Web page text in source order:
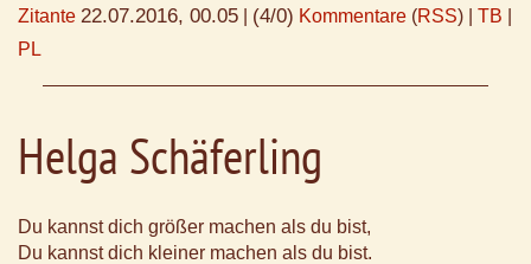
Zitante 22.07.2016, 00.05 (4/0) Kommentare (RSS) | TB
PL
Helga Schäferling
Du kannst dich größer machen als du bist,
Du kannst dich kleiner machen als du bist.